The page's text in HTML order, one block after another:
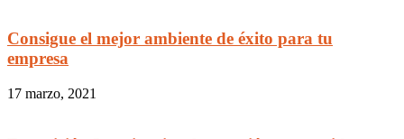
Consigue el mejor ambiente de éxito para tu
empresa
17 marzo, 2021